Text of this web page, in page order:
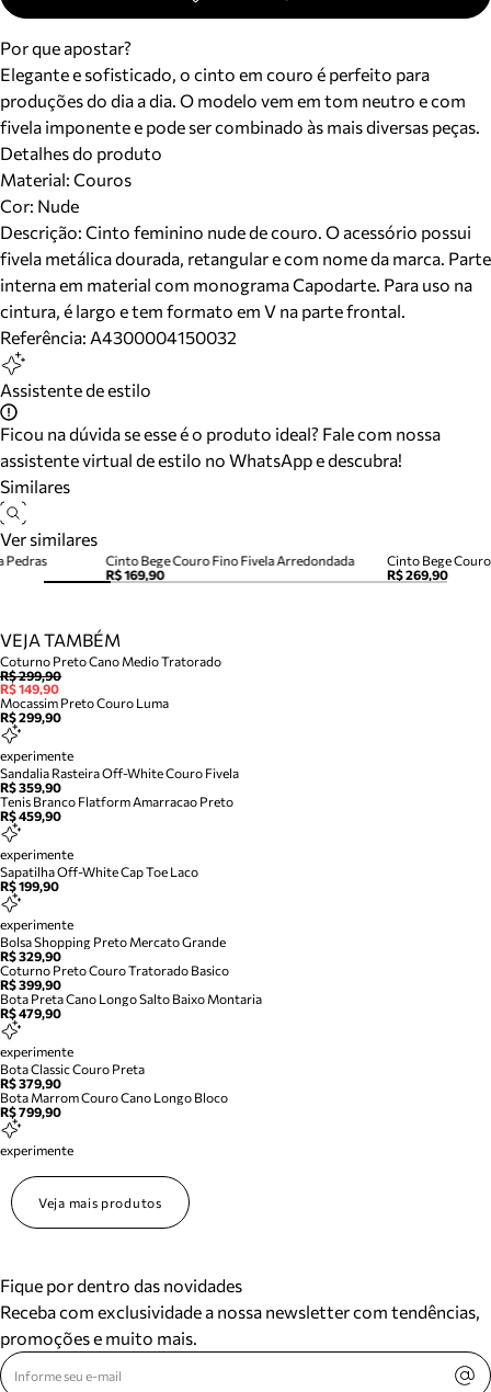
Por que apostar?
Elegante e sofisticado, o cinto em couro é perfeito para
produções do dia a dia. O modelo vem em tom neutro e com
fivela imponente e pode ser combinado às mais diversas peças.
Detalhes do produto
Material: Couros
Cor: Nude
Descrição: Cinto feminino nude de couro. O acessório possui
fivela metálica dourada, retangular e com nome da marca. Parte
interna em material com monograma Capodarte. Para uso na
cintura, é largo e tem formato em V na parte frontal.
Referência: A4300004150032
Assistente de estilo
Ficou na dúvida se esse é o produto ideal? Fale com nossa
assistente virtual de estilo no WhatsApp e descubra!
Similares
Ver similares
Cinto Bege Couro Fino Fivela Arredondada
R$ 169,90
Cinto Bege
R$ 269,90
Pedras
VEJA TAMBÉM
Coturno Preto Cano Medio Tratorado
R$ 299,90
R$ 149,90
Mocassim Preto Couro Luma
R$ 299,90
experimente
Sandalia Rasteira Off-White Couro Fivela
R$ 359,90
Tenis Branco Flatform Amarracao Preto
R$ 459,90
experimente
Sapatilha Off-White Cap Toe Laco
R$ 199,90
experimente
Bolsa Shopping Preto Mercato Grande
R$ 329,90
Coturno Preto Couro Tratorado Basico
R$ 399,90
Bota Preta Cano Longo Salto Baixo Montaria
R$ 479,90
experimente
Bota Classic Couro Preta
R$ 379,90
Bota Marrom Couro Cano Longo Bloco
R$ 799,90
experimente
Veja mais produtos
Fique por dentro das novidades
Receba com exclusividade a nossa newsletter com tendências,
promoções e muito mais.